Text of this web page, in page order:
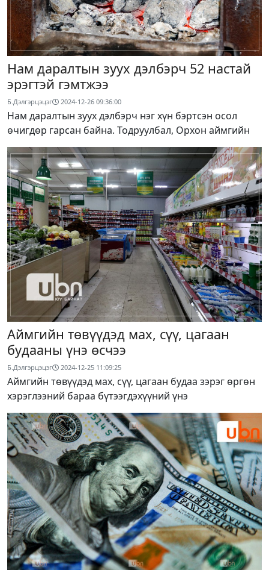
Нам даралтын зуух дэлбэрч 52 настай
эрэгтэй гэмтжээ
Б.Дэлгэрцэцэг 2024-12-26 09:36:00
Нам даралтын зуух дэлбэрч нэг хүн бэртсэн осол
өчигдөр гарсан байна. Тодруулбал, Орхон аймгийн
Аймгийн төвүүдэд мах, сүү, цагаан
будааны үнэ өсчээ
Б.Дэлгэрцэцэг 2024-12-25 11:09:25
Аймгийн төвүүдэд мах, сүү, цагаан будаа зэрэг өргөн
хэрэглээний бараа бүтээгдэхүүний үнэ